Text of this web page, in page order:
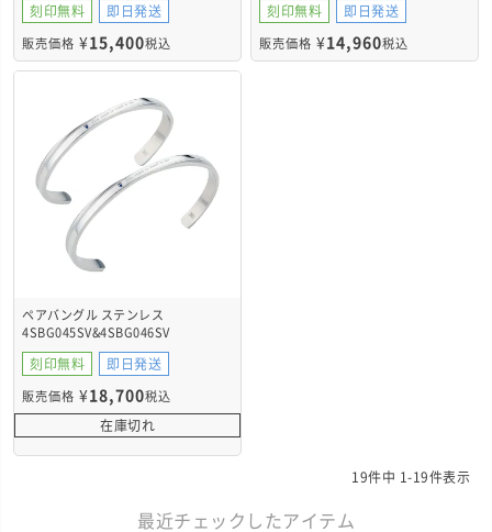
刻印無料 即日発送
販売価格 ¥15,400税込
刻印無料 即日発送
販売価格 ¥14,960税込
ペアバングル ステンレス
4SBG045SV&4SBG046SV
刻印無料 即日発送
販売価格 ¥18,700税込
在庫切れ
19件中 1 -19件表示
最近チェックしたアイテム